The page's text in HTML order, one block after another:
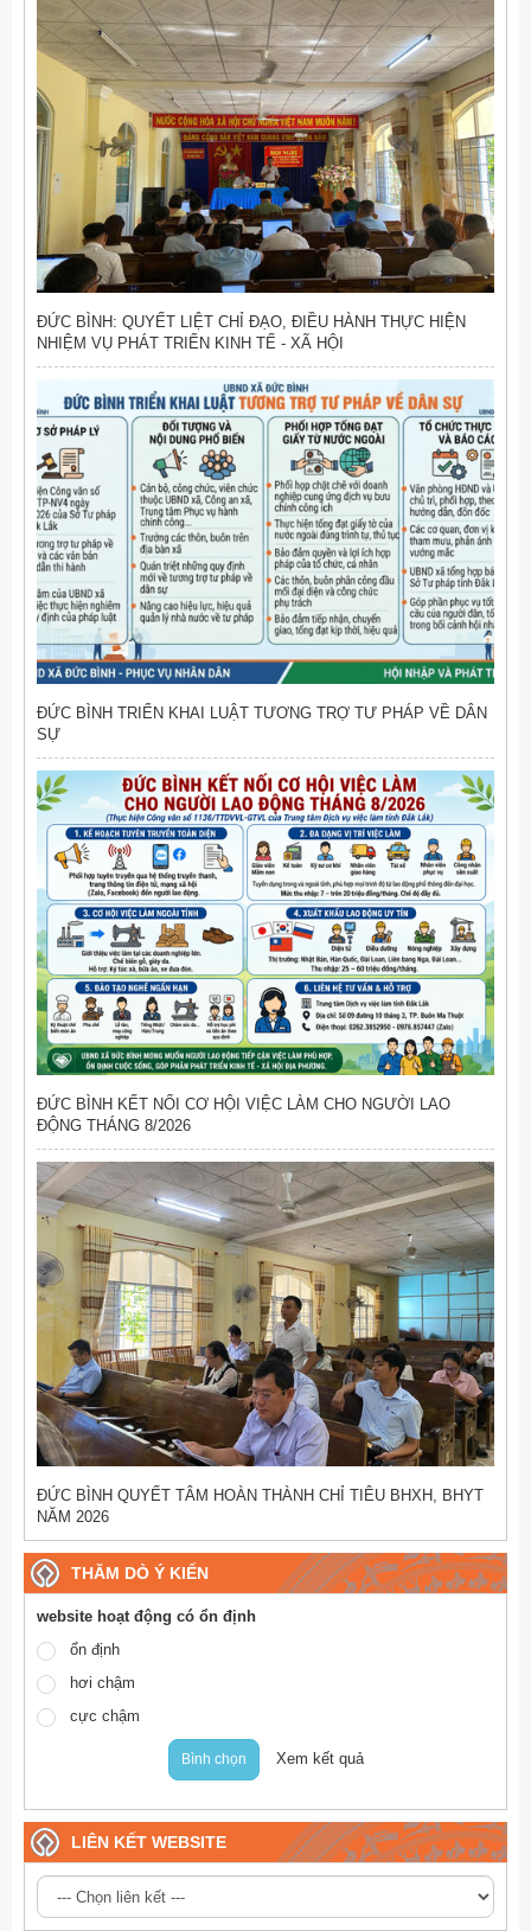
ĐỨC BÌNH: QUYẾT LIỆT CHỈ ĐẠO, ĐIỀU HÀNH THỰC HIỆN
NHIỆM VỤ PHÁT TRIỂN KINH TẾ - XÃ HỘI
ĐỨC BÌNH TRIỂN KHAI LUẬT TƯƠNG TRỢ TƯ PHÁP VỀ DÂN
SỰ
ĐỨC BÌNH KẾT NỐI CƠ HỘI VIỆC LÀM CHO NGƯỜI LAO
ĐỘNG THÁNG 8/2026
ĐỨC BÌNH QUYẾT TÂM HOÀN THÀNH CHỈ TIÊU BHXH, BHYT
NĂM 2026
THĂM DÒ Ý KIẾN
website hoạt động có ổn định
ổn định
hơi chậm
cực chậm
Bình chọn Xem kết quả
LIÊN KẾT WEBSITE